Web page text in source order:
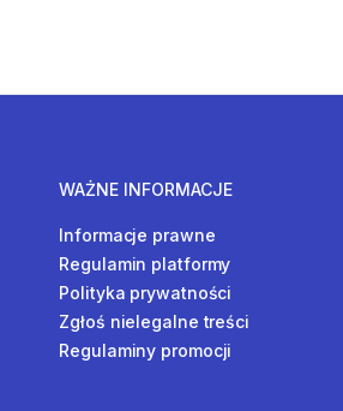
WAŻNE INFORMACJE
Informacje prawne
Regulamin platformy
Polityka prywatności
Zgłoś nielegalne treści
Regulaminy promocji